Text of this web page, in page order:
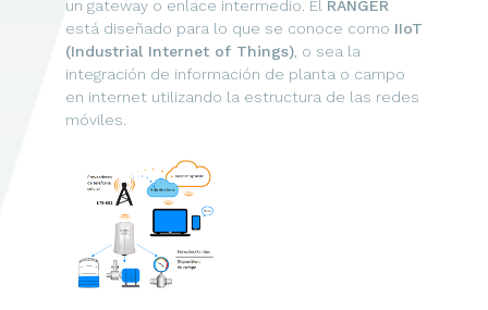
un gateway o enlace intermedio. El RANGER
está diseñado para lo que se conoce como IIoT
(Industrial Internet of Things), o sea la
integración de información de planta o campo
en internet utilizando la estructura de las redes
móviles.